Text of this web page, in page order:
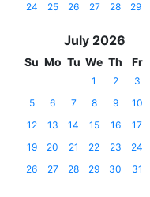
24
25 26 27 28 29
July 2026
Su Mo Tu We Th Fr
1 2 3
5
6 7 8 9 10
12
13 14 15 16 17
19
20 21 22 23 24
26
27 28 29 30 31